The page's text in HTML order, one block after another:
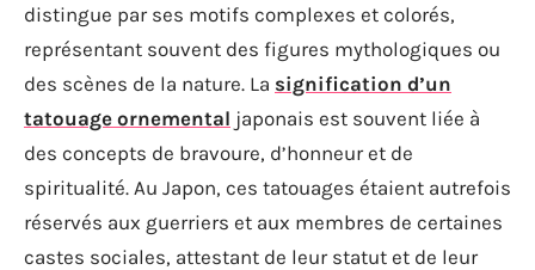
distingue par ses motifs complexes et colorés,
représentant souvent des figures mythologiques ou
des scènes de la nature. La signification d’un
tatouage ornemental japonais est souvent liée à
des concepts de bravoure, d’honneur et de
spiritualité. Au Japon, ces tatouages étaient autrefois
réservés aux guerriers et aux membres de certaines
castes sociales, attestant de leur statut et de leur